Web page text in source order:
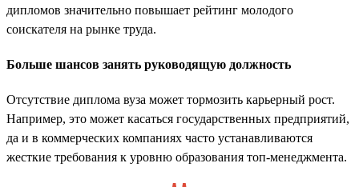
дипломов значительно повышает рейтинг молодого
соискателя на рынке труда.
Больше шансов занять руководящую должность
Отсутствие диплома вуза может тормозить карьерный рост.
Например, это может касаться государственных предприятий,
да и в коммерческих компаниях часто устанавливаются
жесткие требования к уровню образования топ-менеджмента.